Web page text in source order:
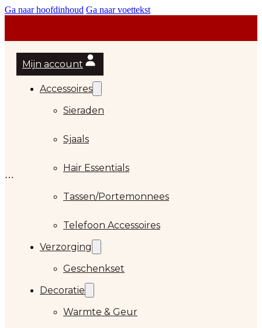
Ga naar hoofdinhoud Ga naar voettekst
Mijn account
Accessoires
Sieraden
Sjaals
Hair Essentials
Tassen/Portemonnees
Telefoon Accessoires
Verzorging
Geschenkset
Decoratie
Warmte & Geur